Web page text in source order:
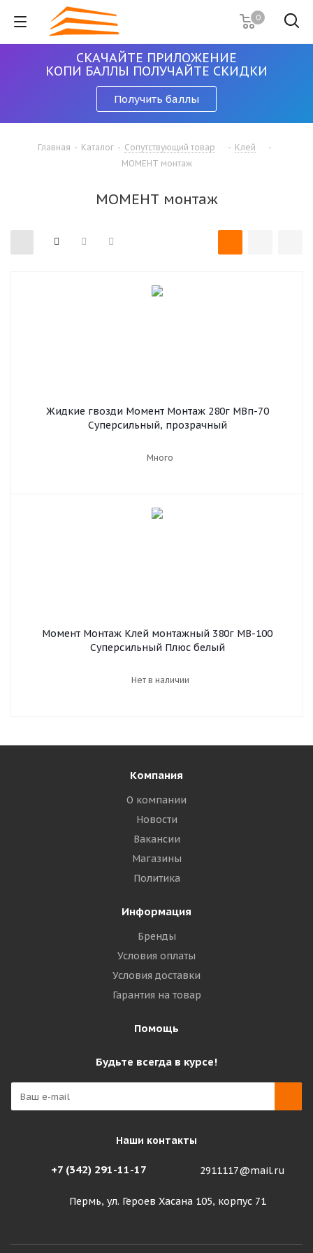
0
СКАЧАЙТЕ ПРИЛОЖЕНИЕ
КОПИ БАЛЛЫ ПОЛУЧАЙТЕ СКИДКИ
Получить баллы
Главная - Каталог - Сопутствующий товар - Клей
-
МОМЕНТ монтаж
МОМЕНТ монтаж
Жидкие гвозди Момент Монтаж 280г МВп-70
Суперсильный, прозрачный
Много
Момент Монтаж Клей монтажный 380г МВ-100
Суперсильный Плюс белый
Нет в наличии
Компания
О компании
Новости
Вакансии
Магазины
Политика
Информация
Бренды
Условия оплаты
Условия доставки
Гарантия на товар
Помощь
Будьте всегда в курсе!
Наши контакты
+7 (342) 291-11-17 2911117@mail.ru
Пермь, ул. Героев Хасана 105, корпус 71